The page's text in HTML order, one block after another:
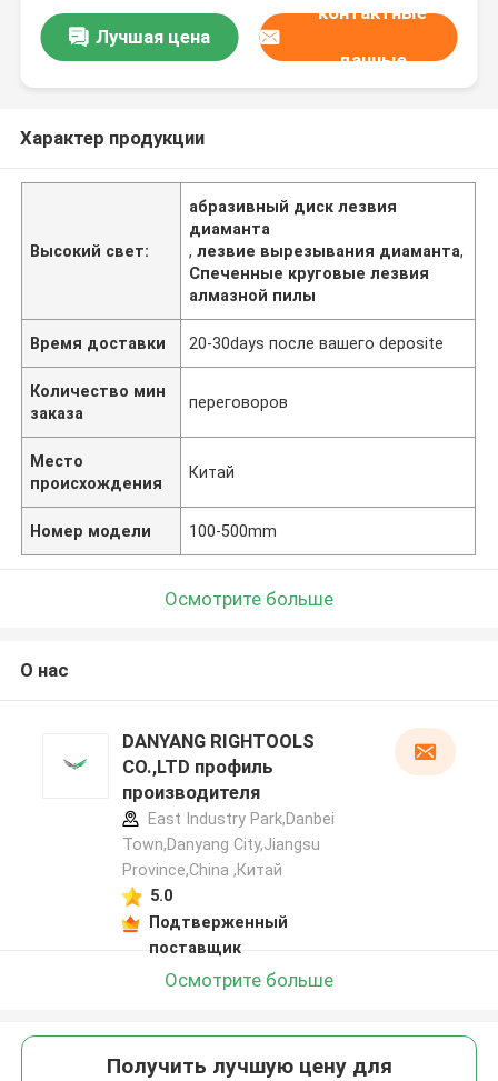
Лучшая цена
контактные
данные
Характер продукции
Высокий свет:
абразивный диск лезвия
диаманта
,лезвие вырезывания диаманта,
Спеченные круговые лезвия
алмазной пилы
Время доставки 20-30days после вашего deposite
Количество мин
заказа
переговоров
Место
происхождения
Китай
Номер модели 100-500mm
Осмотрите больше
О нас
DANYANG RIGHTOOLS
CO.,LTD профиль
производителя
East Industry Park,Danbei
Town,Danyang City,Jiangsu
Province,China ,Китай
5.0
Подтверженный
поставщик
Осмотрите больше
Получить лучшую цену для